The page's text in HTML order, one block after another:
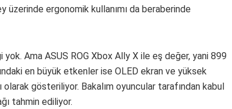
ergonomik kullanımı da beraberinde
Ama ASUS ROG Xbox Ally X ile eş değer, yani 899
en büyük etkenler ise OLED ekran ve yüksek
gösteriliyor. Bakalım oyuncular tarafından kabul
tahmin ediliyor.